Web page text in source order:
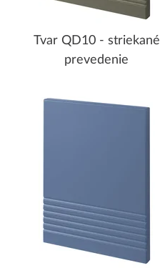
Tvar QD10 - striekané
prevedenie